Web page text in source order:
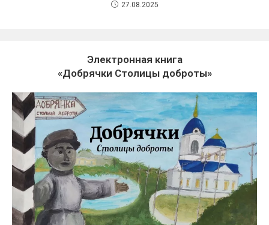
27.08.2025
Электронная книга
«Добрячки Столицы доброты»